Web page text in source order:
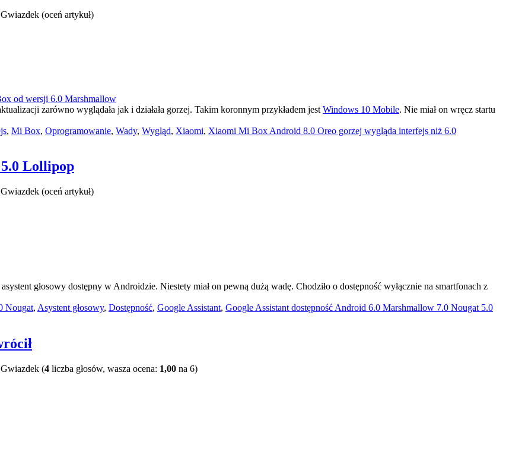
(oceń artykuł)
zarówno wyglądała jak i działała gorzej. Takim koronnym przykładem jest Windows 10 Mobile. Nie miał on wręcz startu
, Mi Box, Oprogramowanie, Wady, Wygląd, Xiaomi, Xiaomi Mi Box Android 8.0 Oreo gorzej wygląda interfejs niż 6.0
5.0 Lollipop
(oceń artykuł)
głosowy dostępny w Androidzie. Niestety miał on pewną dużą wadę. Chodziło o dostępność wyłącznie na smartfonach z
Nougat, Asystent głosowy, Dostępność, Google Assistant, Google Assistant dostępność Android 6.0 Marshmallow 7.0 Nougat 5.0
(4 liczba głosów, wasza ocena: 1,00 na 6)